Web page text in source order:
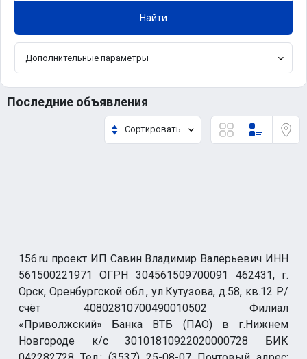
Найти
Дополнительные параметры
Последние объявления
Сортировать
156.ru проект ИП Савин Владимир Валерьевич ИНН
561500221971 ОГРН 304561509700091 462431, г.
Орск, Оренбургской обл., ул.Кутузова, д.58, кв.12 Р/
счёт 40802810700490010502 Филиал
«Приволжский» Банка ВТБ (ПАО) в г.Нижнем
Новгороде к/с 30101810922020000728 БИК